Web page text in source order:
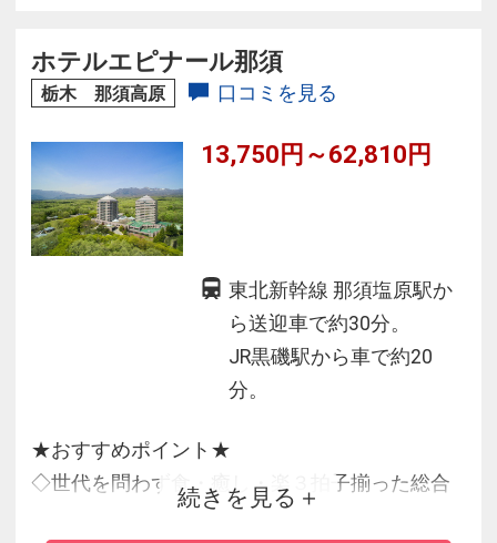
がされたお宿！
ホテルエピナール那須
栃木 那須高原 口コミを見る
13,750円～62,810円
東北新幹線 那須塩原駅か
ら送迎車で約30分。
JR黒磯駅から車で約20
分。
★おすすめポイント★
◇世代を問わず食・癒し・楽３拍子揃った総合
リゾートホテル！
続きを見る